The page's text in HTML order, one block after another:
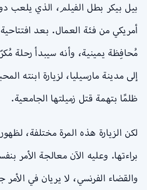
بيل بيكر بطل الفيلم، الذي يلعب
أمريكي من فئة العمال. بعد
مُحافِظة يمينية، وأنه سيبدأ رحلة
إلى مدينة مارسيليا، لزيارة ابنته
ظلمًا بتهمة قتل زميلتها الجامعية.
لكن الزيارة هذه المرة مختلفة،
براءتها. وعليه الآن معالجة الأمر
والقضاء الفرنسي، لا يريان في